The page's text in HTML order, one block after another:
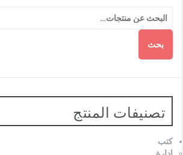
بحث
تصنيفات المنتج
كتب